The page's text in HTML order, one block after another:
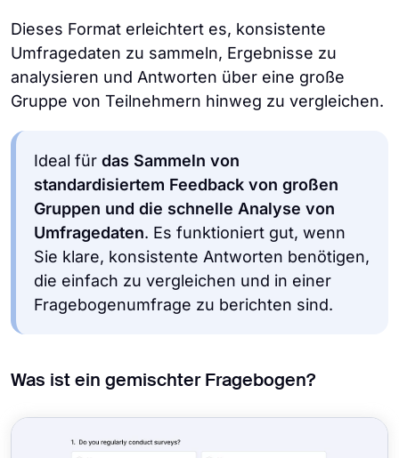
Dieses Format erleichtert es, konsistente
Umfragedaten zu sammeln, Ergebnisse zu
analysieren und Antworten über eine große
Gruppe von Teilnehmern hinweg zu vergleichen.
Ideal für das Sammeln von
standardisiertem Feedback von großen
Gruppen und die schnelle Analyse von
Umfragedaten. Es funktioniert gut, wenn
Sie klare, konsistente Antworten benötigen,
die einfach zu vergleichen und in einer
Fragebogenumfrage zu berichten sind.
Was ist ein gemischter Fragebogen?